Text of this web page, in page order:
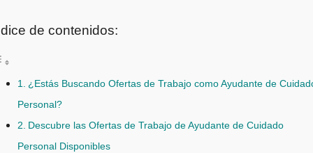
de contenidos:
¿Estás Buscando Ofertas de Trabajo como Ayudante de
Personal?
Descubre las Ofertas de Trabajo de Ayudante de Cuidado
Personal Disponibles